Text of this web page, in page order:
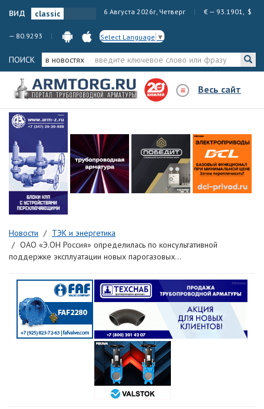
вид 6 Августа 2026г, Четверг € — 93.1901, $
— 80.9293 Select Language ▼
ПОИСК в новостях
Весь сайт
Новости
ТЭК и энергетика
ОАО «Э.ОН Россия» определилась по консультативной
поддержке эксплуатации новых парогазовых...